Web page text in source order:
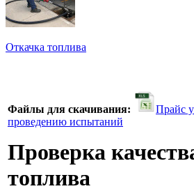
Откачка топлива
Файлы для скачивания:
Прайс
проведению испытаний
Проверка
топлива